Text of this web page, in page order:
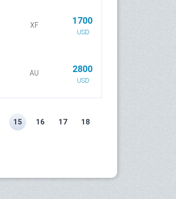
XF 1700
USD
AU 2800
USD
15 16 17
18